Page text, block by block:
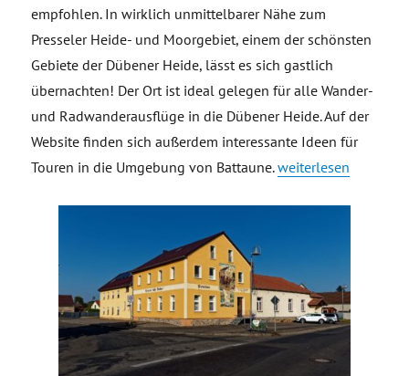
empfohlen. In wirklich unmittelbarer Nähe zum
Presseler Heide- und Moorgebiet, einem der schönsten
Gebiete der Dübener Heide, lässt es sich gastlich
übernachten! Der Ort ist ideal gelegen für alle Wander-
und Radwanderausflüge in die Dübener Heide. Auf der
Website finden sich außerdem interessante Ideen für
Touren in die Umgebung von Battaune.„Pension „Villa
weiterlesen